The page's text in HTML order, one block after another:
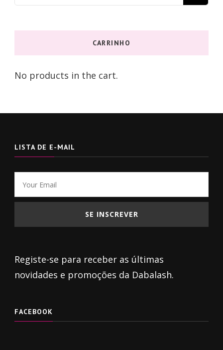
for:
CARRINHO
No products in the cart.
LISTA DE E-MAIL
Registe-se para receber as últimas
novidades e promoções da Dabalash.
FACEBOOK